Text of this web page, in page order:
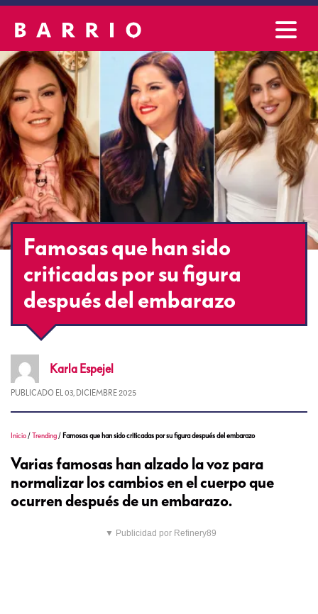
Famosas que han sido
criticadas por su figura
después del embarazo
Karla Espejel
PUBLICADO EL 03, DICIEMBRE 2025
Inicio /Trending / Famosas que han sido criticadas por su figura después del embarazo
Varias famosas han alzado la voz para
normalizar los cambios en el cuerpo que
ocurren después de un embarazo.
▼ Publicidad por Refinery89